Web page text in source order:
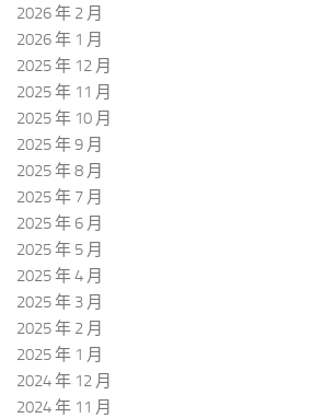
2026 年 2 月
2026 年 1 月
2025 年 12 月
2025 年 11 月
2025 年 10 月
2025 年 9 月
2025 年 8 月
2025 年 7 月
2025 年 6 月
2025 年 5 月
2025 年 4 月
2025 年 3 月
2025 年 2 月
2025 年 1 月
2024 年 12 月
2024 年 11 月